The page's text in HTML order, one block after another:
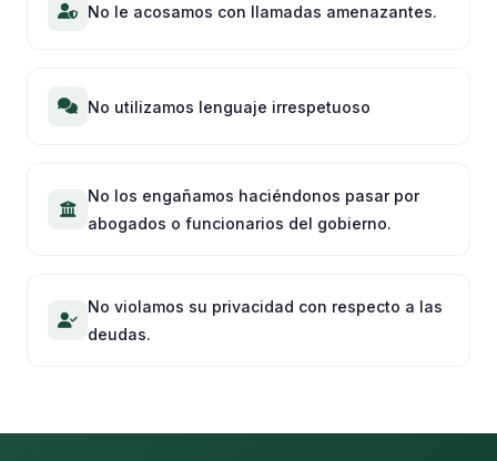
No le acosamos con llamadas amenazantes.
No utilizamos lenguaje irrespetuoso
No los engañamos haciéndonos pasar por
abogados o funcionarios del gobierno.
No violamos su privacidad con respecto a las
deudas.